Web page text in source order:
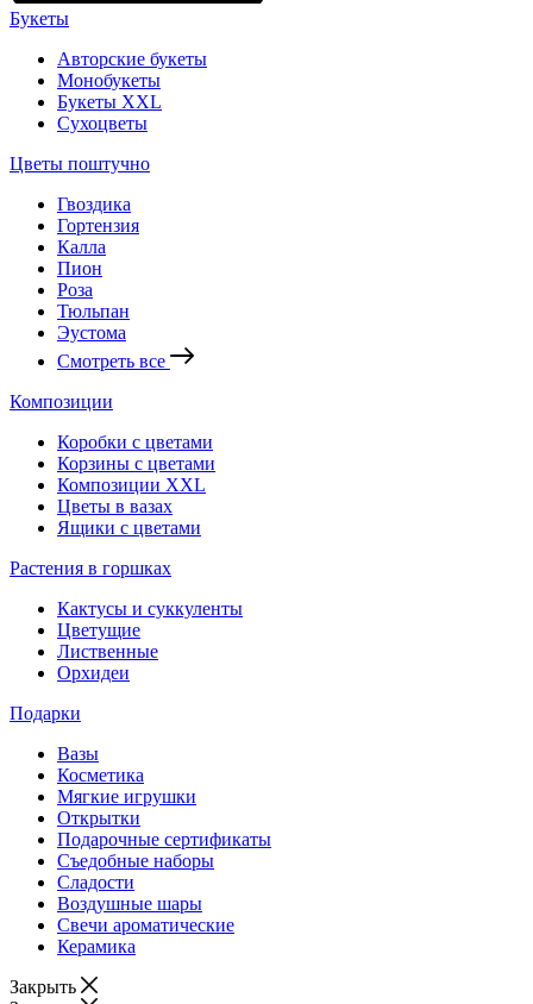
Букеты
Авторские букеты
Монобукеты
Букеты XXL
Сухоцветы
Цветы поштучно
Гвоздика
Гортензия
Калла
Пион
Роза
Тюльпан
Эустома
Смотреть все
Композиции
Коробки с цветами
Корзины с цветами
Композиции XXL
Цветы в вазах
Ящики с цветами
Растения в горшках
Кактусы и суккуленты
Цветущие
Лиственные
Орхидеи
Подарки
Вазы
Косметика
Мягкие игрушки
Открытки
Подарочные сертификаты
Съедобные наборы
Сладости
Воздушные шары
Свечи ароматические
Керамика
Закрыть